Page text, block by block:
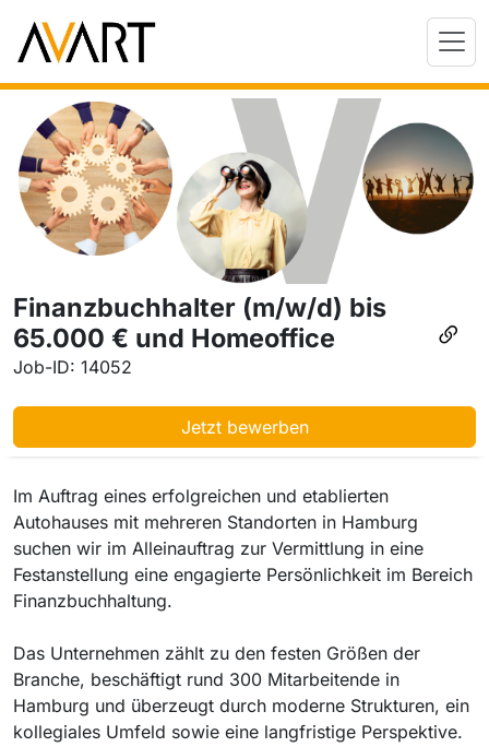
Finanzbuchhalter (m/w/d) bis
65.000 € und Homeoffice
Job-ID: 14052
Jetzt bewerben
Im Auftrag eines erfolgreichen und etablierten
Autohauses mit mehreren Standorten in Hamburg
suchen wir im Alleinauftrag zur Vermittlung in eine
Festanstellung eine engagierte Persönlichkeit im Bereich
Finanzbuchhaltung.
Das Unternehmen zählt zu den festen Größen der
Branche, beschäftigt rund 300 Mitarbeitende in
Hamburg und überzeugt durch moderne Strukturen, ein
kollegiales Umfeld sowie eine langfristige Perspektive.